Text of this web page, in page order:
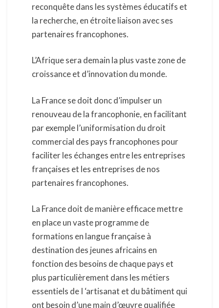
reconquête dans les systèmes éducatifs et
la recherche, en étroite liaison avec ses
partenaires francophones.
L’Afrique sera demain la plus vaste zone de
croissance et d’innovation du monde.
La France se doit donc d’impulser un
renouveau de la francophonie, en facilitant
par exemple l’uniformisation du droit
commercial des pays francophones pour
faciliter les échanges entre les entreprises
françaises et les entreprises de nos
partenaires francophones.
La France doit de manière efficace mettre
en place un vaste programme de
formations en langue française à
destination des jeunes africains en
fonction des besoins de chaque pays et
plus particulièrement dans les métiers
essentiels de I ‘artisanat et du bâtiment qui
ont besoin d’une main d’œuvre qualifiée